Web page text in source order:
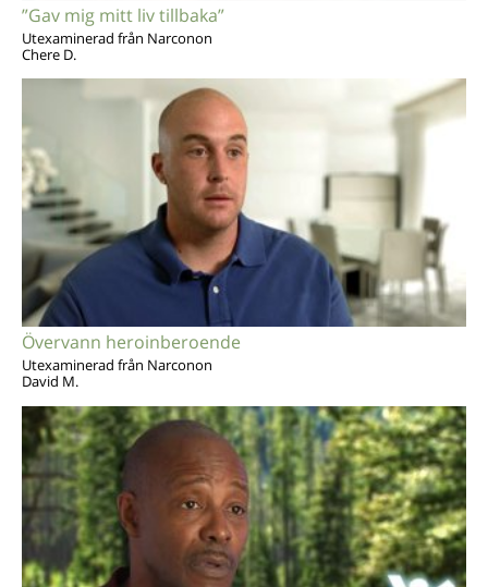
”Gav mig mitt liv tillbaka”
Utexaminerad från Narconon
Chere D.
Övervann heroinberoende
Utexaminerad från Narconon
David M.